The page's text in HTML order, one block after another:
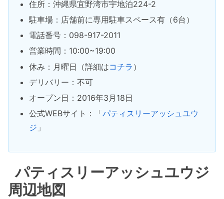
住所：沖縄県宜野湾市宇地泊224-2
駐車場：店舗前に専用駐車スペース有（6台）
電話番号：098-917-2011
営業時間：10:00~19:00
休み：月曜日（詳細はコチラ ）
デリバリー：不可
オープン日：2016年3月18日
公式WEBサイト：「パティスリーアッシュユウ
ジ 」
パティスリーアッシュユウジ
周辺地図